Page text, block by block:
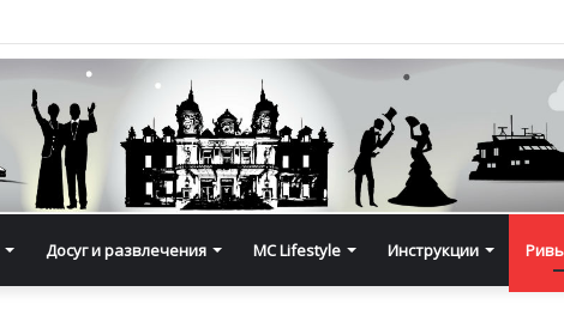
Досуг и развлечения MC Lifestyle Инструкции